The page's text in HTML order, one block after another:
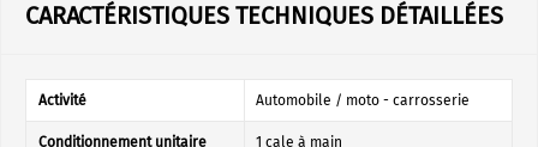
CARACTÉRISTIQUES TECHNIQUES DÉTAILLÉES
Activité Automobile / moto - carrosserie
Conditionnement unitaire 1 cale à main